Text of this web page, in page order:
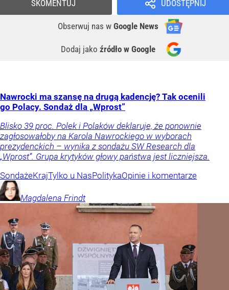
UDOSTĘPNIJ
Obserwuj nas w Google News
Dodaj jako źródło w Google
SKOMENTUJ
Nawrocki ma szansę na drugą kadencję? Tak ocenili
go Polacy. Sondaż dla „Wprost”
Blisko 39 proc. Polek i Polaków deklaruje, że ponownie
zagłosowałoby na Karola Nawrockiego w wyborach
prezydenckich – wynika z sondażu SW Research dla
„Wprost”. Grupa krytyków głowy państwa jest liczniejsza.
SondażeKrajTylko u NasPolitykaOpinie i komentarze
Magdalena Frindt